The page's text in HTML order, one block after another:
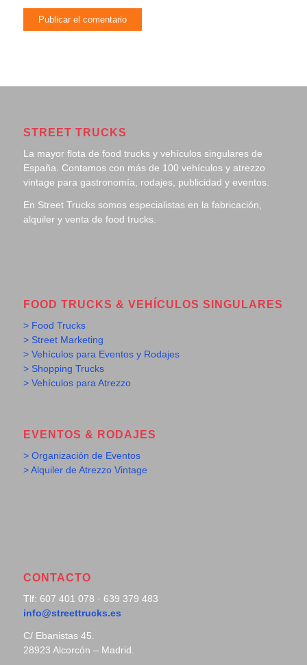
STREET TRUCKS
La mayor flota de food trucks y vehículos singulares de
España. Contamos con más de 100 vehículos y atrezzo
vintage para gastronomía, rodajes, publicidad y eventos.
En Street Trucks somos especialistas en la fabricación,
alquiler y venta de food trucks.
FOOD TRUCKS & VEHÍCULOS SINGULARES
> Food Trucks
> Street Marketing
> Vehículos para Eventos y Rodajes
> Shopping Trucks
> Vehículos para Atrezzo
EVENTOS & RODAJES
> Organización de Eventos
> Alquiler de Atrezzo Vintage
CONTACTO
Tlf: 607 401 078 · 639 379 483
info@streettrucks.es
C/ Ebanistas 45.
28923 Alcorcón – Madrid.